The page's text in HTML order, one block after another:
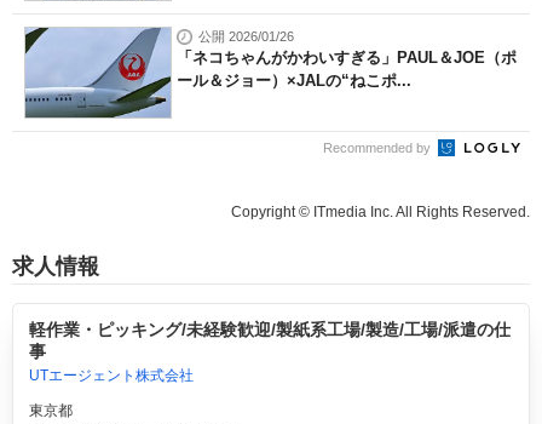
公開 2026/01/26
「ネコちゃんがかわいすぎる」PAUL＆JOE（ポ
ール＆ジョー）×JALの“ねこポ...
Recommended by
Copyright © ITmedia Inc. All Rights Reserved.
求人情報
軽作業・ピッキング/未経験歓迎/製紙系工場/製造/工場/派遣の仕
事
UTエージェント株式会社
東京都